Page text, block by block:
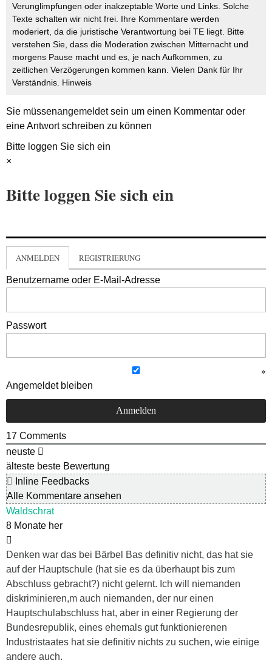
Verunglimpfungen oder inakzeptable Worte und Links. Solche
Texte schalten wir nicht frei. Ihre Kommentare werden
moderiert, da die juristische Verantwortung bei TE liegt. Bitte
verstehen Sie, dass die Moderation zwischen Mitternacht und
morgens Pause macht und es, je nach Aufkommen, zu
zeitlichen Verzögerungen kommen kann. Vielen Dank für Ihr
Verständnis. Hinweis
Sie müssenangemeldetsein um einen Kommentar oder
eine Antwort schreiben zu können
Bitte loggen Sie sich ein
×
Bitte loggen Sie sich ein
ANMELDEN REGISTRIERUNG
Benutzername oder E-Mail-Adresse
Passwort
Angemeldet bleiben
17 Comments
neuste
älteste beste Bewertung
Inline Feedbacks
Alle Kommentare ansehen
Waldschrat
8 Monate her
Denken war das bei Bärbel Bas definitiv nicht, das hat sie
auf der Hauptschule (hat sie es da überhaupt bis zum
Abschluss gebracht?) nicht gelernt. Ich will niemanden
diskriminieren,m auch niemanden, der nur einen
Hauptschulabschluss hat, aber in einer Regierung der
Bundesrepublik, eines ehemals gut funktionierenen
Industristaates hat sie definitiv nichts zu suchen, wie einige
andere auch.